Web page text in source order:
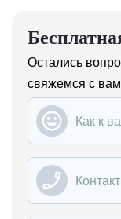
Остались
свяжемся с
Введите ваше
Введите ваш